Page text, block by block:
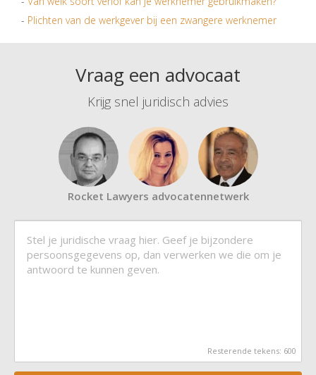
- Plichten van de werkgever bij een zwangere werknemer
Vraag een advocaat
Krijg snel juridisch advies
Rocket Lawyers advocatennetwerk
Resterende tekens: 600